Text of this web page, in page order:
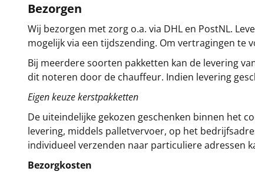
Bezorgen
Wij bezorgen met zorg o.a. via DHL en PostNL.
mogelijk via een tijdszending. Om vertragingen
Bij meerdere soorten pakketten kan de levering
dit noteren door de chauffeur. Indien levering
Eigen keuze kerstpakketten
De uiteindelijke gekozen geschenken binnen het
levering, middels palletvervoer, op het
individueel verzenden naar particuliere adressen
Bezorgkosten